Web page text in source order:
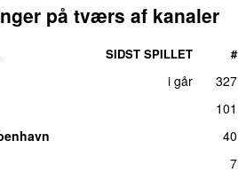
på tværs af kanaler
SIDST SPILLET #
i går
327
101
40
7